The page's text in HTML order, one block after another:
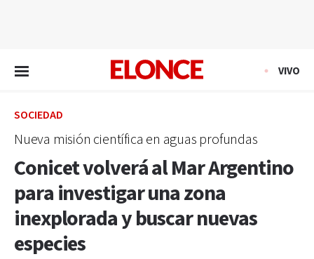
VIVO
SOCIEDAD
Nueva misión científica en aguas profundas
Conicet volverá al Mar Argentino
para investigar una zona
inexplorada y buscar nuevas
especies